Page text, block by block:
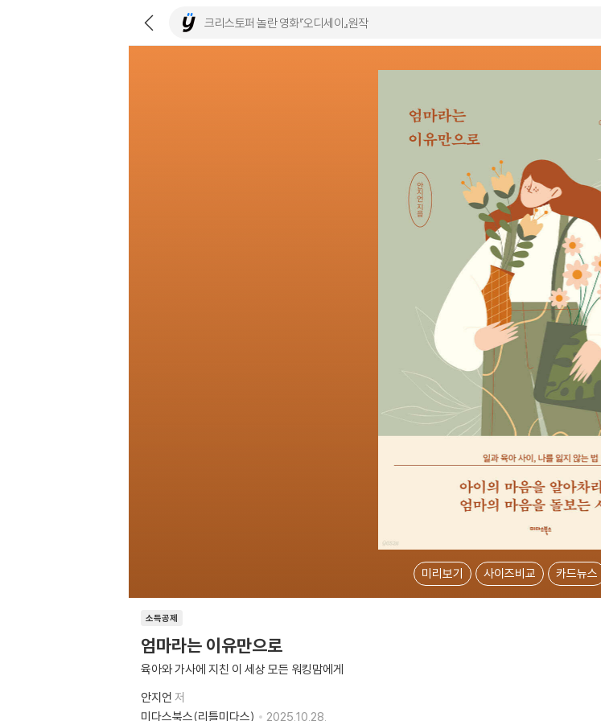
미리보기 사이즈비교 카드뉴스
소득공제
엄마라는 이유만으로
육아와 가사에 지친 이 세상 모든 워킹맘에게
안지언 저
미다스북스(리틀미다스)
2025.10.28.